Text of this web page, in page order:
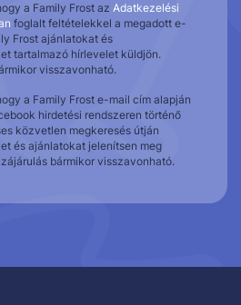
a Family Frost az Adatkezelési
foglalt feltételekkel a megadott e-
Frost ajánlatokat és
tartalmazó hírlevelet küldjön.
visszavonható.
a Family Frost e-mail cím alapján
hirdetési rendszeren történő
közvetlen megkeresés útján
és ajánlatokat jelenítsen meg
bármikor visszavonható.